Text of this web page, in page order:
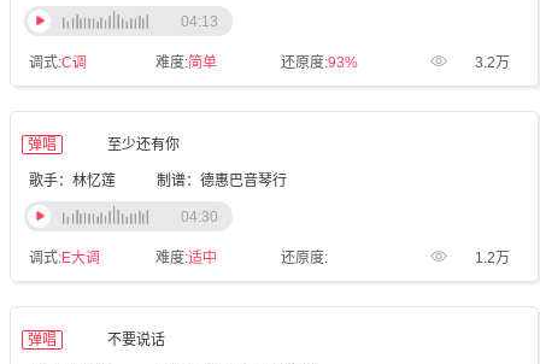
调式:C调 难度:简单 还原度:93% 3.2万
04:13
弹唱 至少还有你
歌手：林忆莲 制谱：德惠巴音琴行
调式:E大调 难度:适中 还原度: 1.2万
04:30
弹唱 不要说话